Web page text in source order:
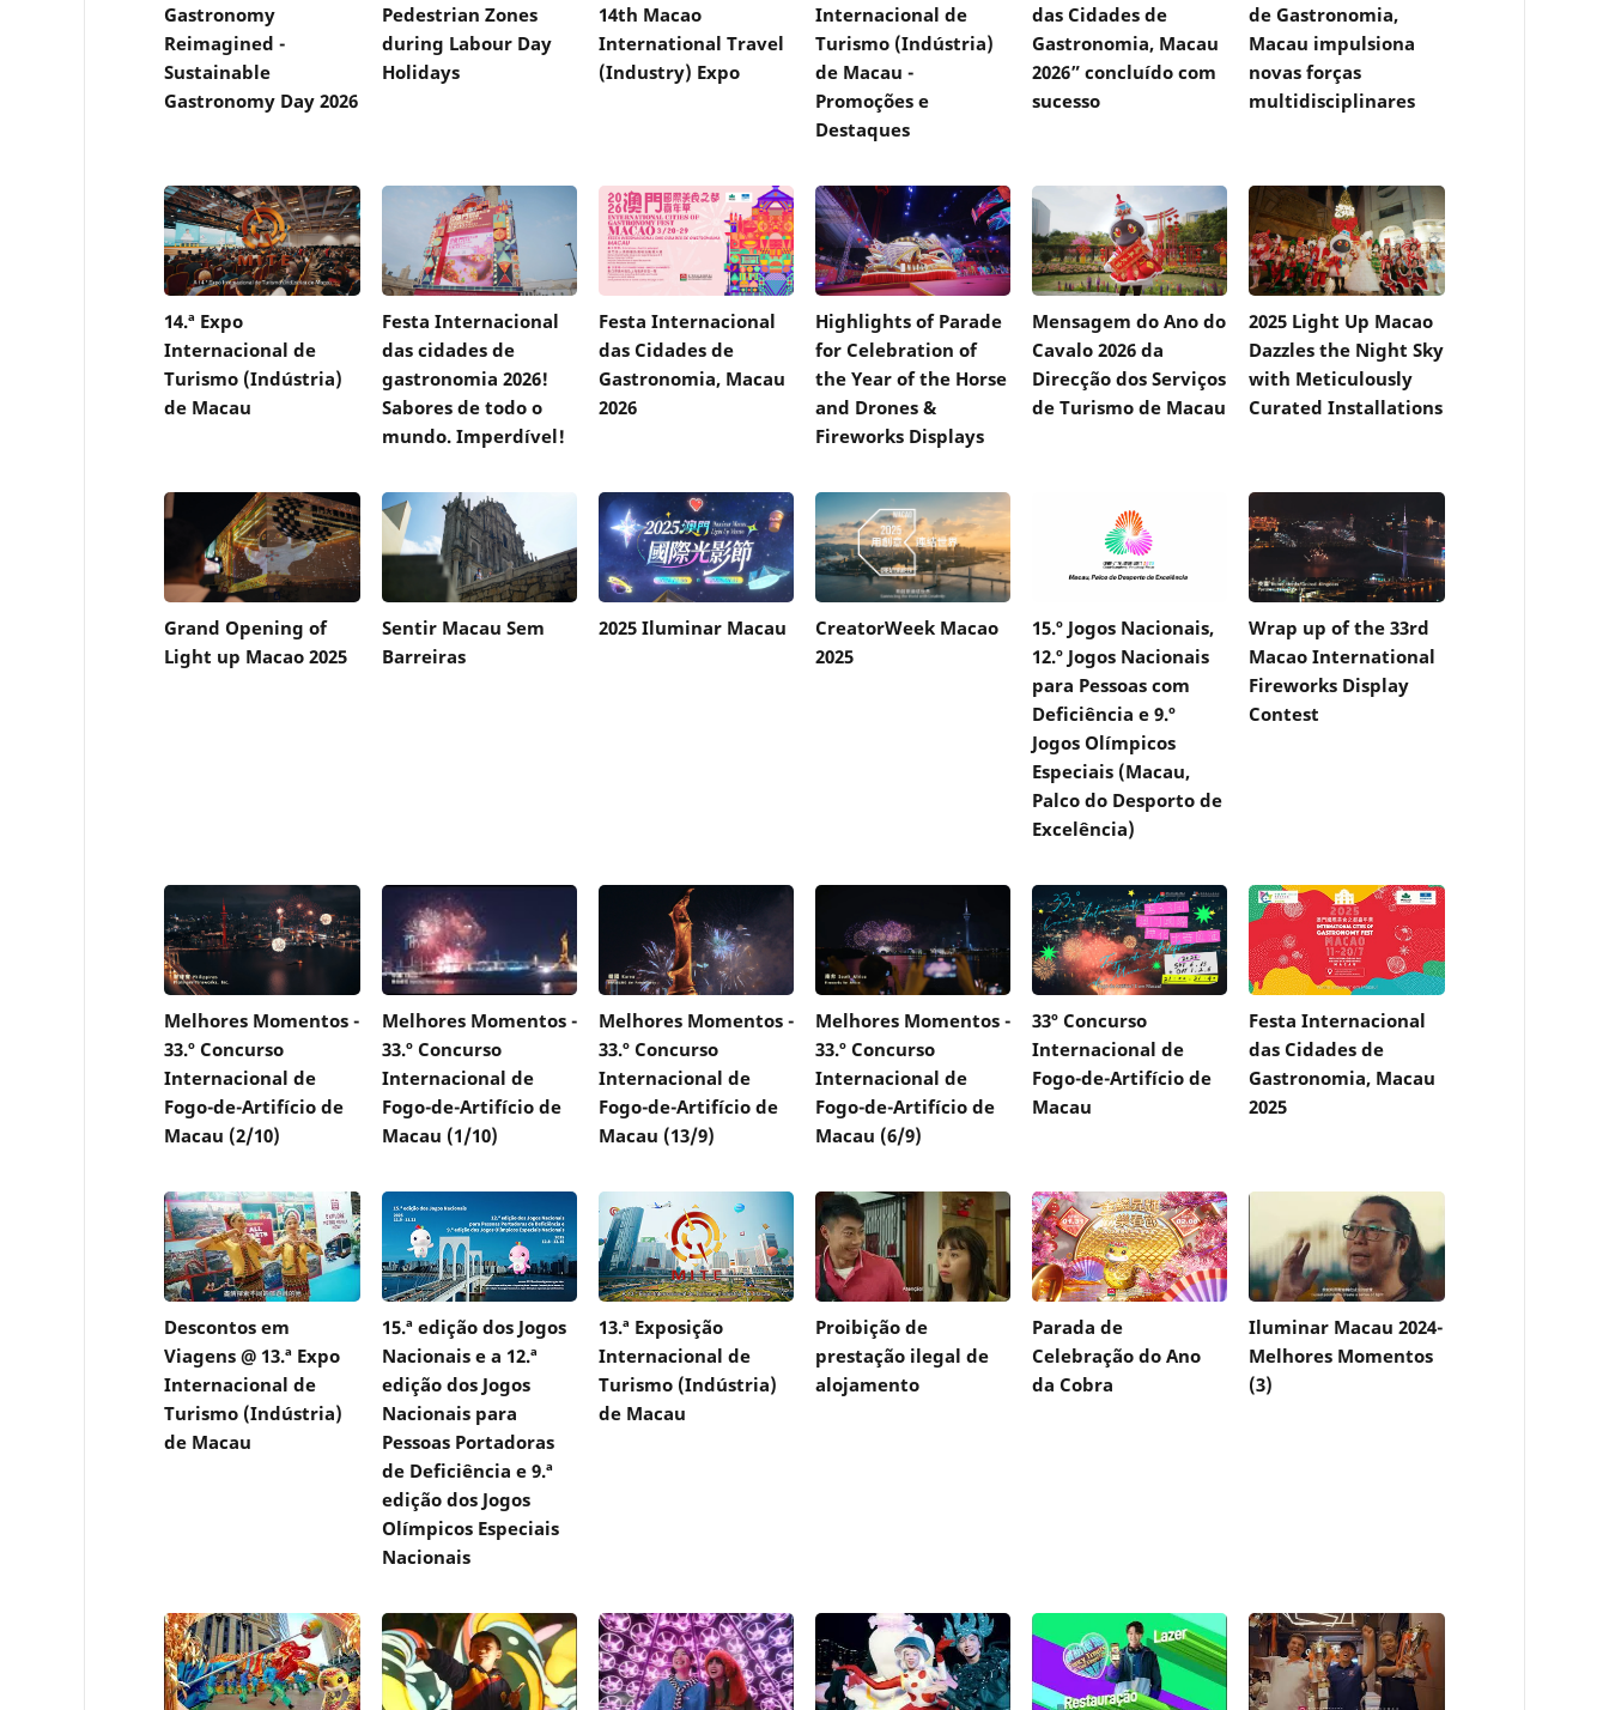
Gastronomy
Reimagined -
Sustainable
Gastronomy Day 2026
Pedestrian Zones
during Labour Day
Holidays
14th Macao
International Travel
(Industry) Expo
Internacional de
Turismo (Indústria)
de Macau -
Promoções e
Destaques
das Cidades de
Gastronomia, Macau
2026” concluído com
sucesso
de Gastronomia,
Macau impulsiona
novas forças
multidisciplinares
14.ª Expo
Internacional de
Turismo (Indústria)
de Macau
Festa Internacional
das cidades de
gastronomia 2026!
Sabores de todo o
mundo. Imperdível!
Festa Internacional
das Cidades de
Gastronomia, Macau
2026
Highlights of Parade
for Celebration of
the Year of the Horse
and Drones &
Fireworks Displays
Mensagem do Ano do
Cavalo 2026 da
Direcção dos Serviços
de Turismo de Macau
2025 Light Up Macao
Dazzles the Night Sky
with Meticulously
Curated Installations
Grand Opening of
Light up Macao 2025
Sentir Macau Sem
Barreiras
2025 Iluminar Macau
CreatorWeek Macao
2025
15.º Jogos Nacionais,
12.º Jogos Nacionais
para Pessoas com
Deficiência e 9.º
Jogos Olímpicos
Especiais (Macau,
Palco do Desporto de
Excelência)
Wrap up of the 33rd
Macao International
Fireworks Display
Contest
Melhores Momentos -
33.º Concurso
Internacional de
Fogo-de-Artifício de
Macau (2/10)
Melhores Momentos -
33.º Concurso
Internacional de
Fogo-de-Artifício de
Macau (1/10)
Melhores Momentos -
33.º Concurso
Internacional de
Fogo-de-Artifício de
Macau (13/9)
Melhores Momentos -
33.º Concurso
Internacional de
Fogo-de-Artifício de
Macau (6/9)
33º Concurso
Internacional de
Fogo-de-Artifício de
Macau
Festa Internacional
das Cidades de
Gastronomia, Macau
2025
Descontos em
Viagens @ 13.ª Expo
Internacional de
Turismo (Indústria)
de Macau
15.ª edição dos Jogos
Nacionais e a 12.ª
edição dos Jogos
Nacionais para
Pessoas Portadoras
de Deficiência e 9.ª
edição dos Jogos
Olímpicos Especiais
Nacionais
13.ª Exposição
Internacional de
Turismo (Indústria)
de Macau
Proibição de
prestação ilegal de
alojamento
Parada de
Celebração do Ano
da Cobra
Iluminar Macau 2024-
Melhores Momentos
(3)